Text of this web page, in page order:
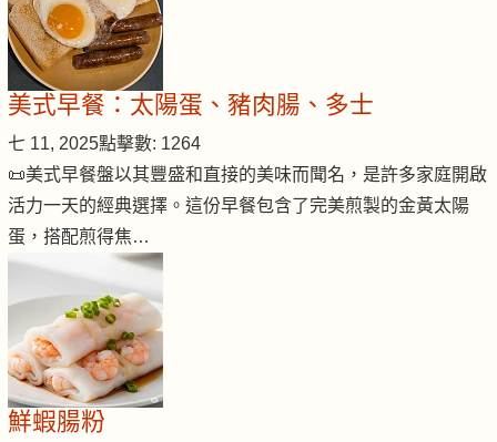
美式早餐：太陽蛋、豬肉腸、多士
七 11, 2025點擊數: 1264
📜美式早餐盤以其豐盛和直接的美味而聞名，是許多家庭開啟
活力一天的經典選擇。這份早餐包含了完美煎製的金黃太陽
蛋，搭配煎得焦…
鮮蝦腸粉